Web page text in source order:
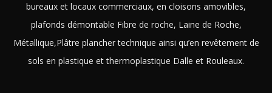
bureaux et locaux commerciaux, en cloisons amovibles,
plafonds démontable Fibre de roche, Laine de Roche,
Métallique,Plâtre plancher technique ainsi qu’en revêtement de
sols en plastique et thermoplastique Dalle et Rouleaux.